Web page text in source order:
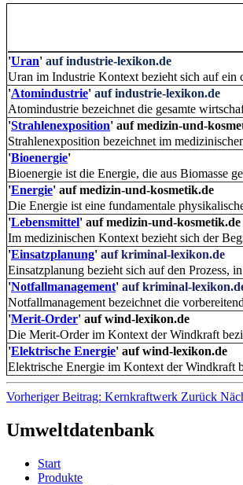
'Uran' auf industrie-lexikon.de
Uran im Industrie Kontext bezieht sich auf ein
'Atomindustrie' auf industrie-lexikon.de
Atomindustrie bezeichnet die gesamte
'Strahlenexposition' auf medizin-und-
Strahlenexposition bezeichnet im
'Bioenergie'
Bioenergie ist die Energie, die aus Biomasse
'Energie' auf medizin-und-kosmetik.de
Die Energie ist eine fundamentale
'Lebensmittel' auf medizin-und-kosmetik.de
Im medizinischen Kontext bezieht sich der
'Einsatzplanung' auf kriminal-lexikon.de
Einsatzplanung bezieht sich auf den Prozess,
'Notfallmanagement' auf kriminal-
Notfallmanagement bezeichnet die
'Merit-Order' auf wind-lexikon.de
Die Merit-Order im Kontext der Windkraft
'Elektrische Energie' auf wind-lexikon.de
Elektrische Energie im Kontext der Windkraft
Vorheriger Beitrag: Kernkraftwerk Zurück
Umweltdatenbank
Start
Produkte